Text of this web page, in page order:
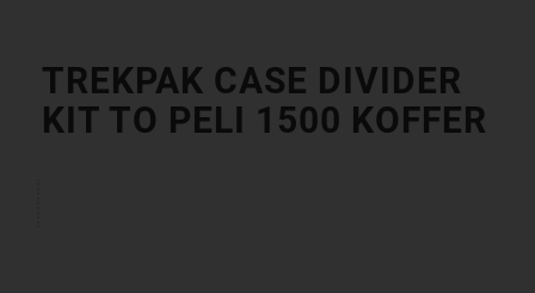
TREKPAK CASE DIVIDER
KIT TO PELI 1500 KOFFER